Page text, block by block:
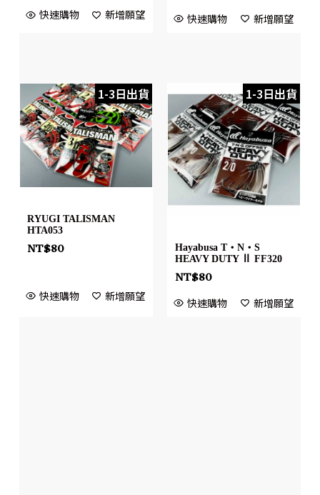
快速購物 新增願望 快速購物 新增願望
1-3日出貨
RYUGI TALISMAN
HTA053
NT$80
快速購物 新增願望
1-3日出貨
Hayabusa T・N・S
HEAVY DUTY Ⅱ FF320
NT$80
快速購物 新增願望